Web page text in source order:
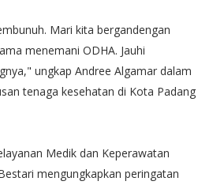
Mari kita bergandengan
menemani ODHA. Jauhi
ungkap Andree Algamar dalam
tenaga kesehatan di Kota Padang
Medik dan Keperawatan
mengungkapkan peringatan